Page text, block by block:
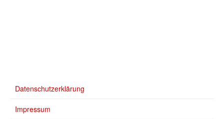
Datenschutzerklärung
Impressum